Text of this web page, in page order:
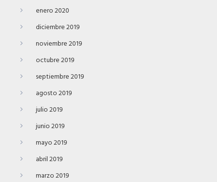
enero 2020
diciembre 2019
noviembre 2019
octubre 2019
septiembre 2019
agosto 2019
julio 2019
junio 2019
mayo 2019
abril 2019
marzo 2019